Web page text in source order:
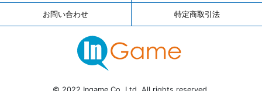
お問い合わせ 特定商取引法